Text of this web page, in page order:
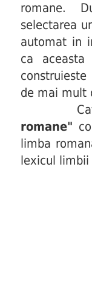
romane.
selectarea
automat in
ca
de mai mult
romane"
limba
lexicul limbii